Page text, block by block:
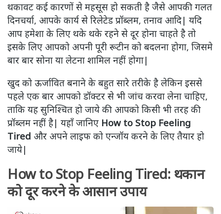
थकावट कई कारणों से महसूस हो सकती है जैसे आपकी गलत
दिनचर्या, आपके कार्य से रिलेटेड प्रॉब्लम, तनाव आदि| यदि
आप हमेशा के लिए थके थके रहने से दूर होना चाहते है तो
इसके लिए आपको अपनी पूरी रूटीन को बदलना होगा, जिसमे
बार बार सोना या लेटना शामिल नहीं होगा|
खुद को ऊर्जावित बनाने के बहुत सारे तरीके है लेकिन इससे
पहले एक बार आपको डॉक्टर से भी जांच करवा लेना चाहिए,
ताकि यह सुनिश्चित हो जाये की आपको किसी भी तरह की
प्रॉब्लम नहीं है| यहाँ जानिए How to Stop Feeling
Tired और अपने लाइफ को एन्जॉय करने के लिए तैयार हो
जाये|
How to Stop Feeling Tired: थकान
को दूर करने के आसान उपाय